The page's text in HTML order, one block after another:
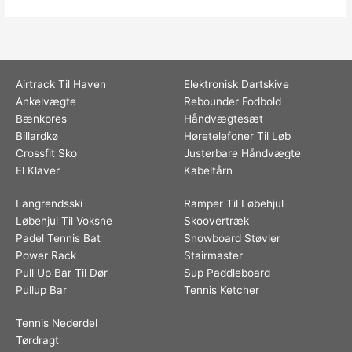
Airtrack Til Haven
Ankelvægte
Bænkpres
Billardkø
Crossfit Sko
El Klaver
Elektronisk Dartskive
Rebounder Fodbold
Håndvægtesæt
Høretelefoner Til Løb
Justerbare Håndvægte
Kabeltårn
Langrendsski
Løbehjul Til Voksne
Padel Tennis Bat
Power Rack
Pull Up Bar Til Dør
Pullup Bar
Ramper Til Løbehjul
Skoovertræk
Snowboard Støvler
Stairmaster
Sup Paddleboard
Tennis Ketcher
Tennis Nederdel
Tørdragt